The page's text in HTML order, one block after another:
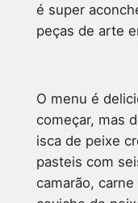
é super
peças de arte
O menu é
começar, mas
isca de peixe
pasteis com
camarão,